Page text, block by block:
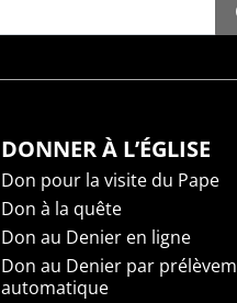
DONNER À L’ÉGLISE
Don pour la visite du Pape
Don à la quête
Don au Denier en ligne
Don au Denier par
automatique